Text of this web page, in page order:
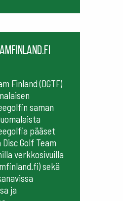
Finland (DGTF)
saman
pääset
Disc Golf Team
verkkosivuilla
sekä
ja